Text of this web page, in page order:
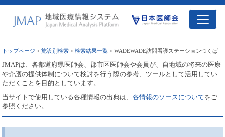
トップページ >施設別検索 >検索結果一覧 > WADEWADE訪問看護ステーションつくば
JMAPは、各都道府県医師会、郡市区医師会や会員が、自地域の将来の医療
や介護の提供体制について検討を行う際の参考、ツールとして活用してい
ただくことを目的としています。
当サイトで使用している各種情報の出典は、各情報のソースについてをご
参照ください。